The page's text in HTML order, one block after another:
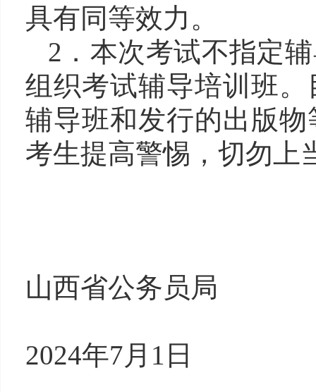
具有同等效力。
2．本次考试不指定
组织考试辅导培训班
辅导班和发行的出版
考生提高警惕，切勿上
山西省公务员局
2024年7月1日